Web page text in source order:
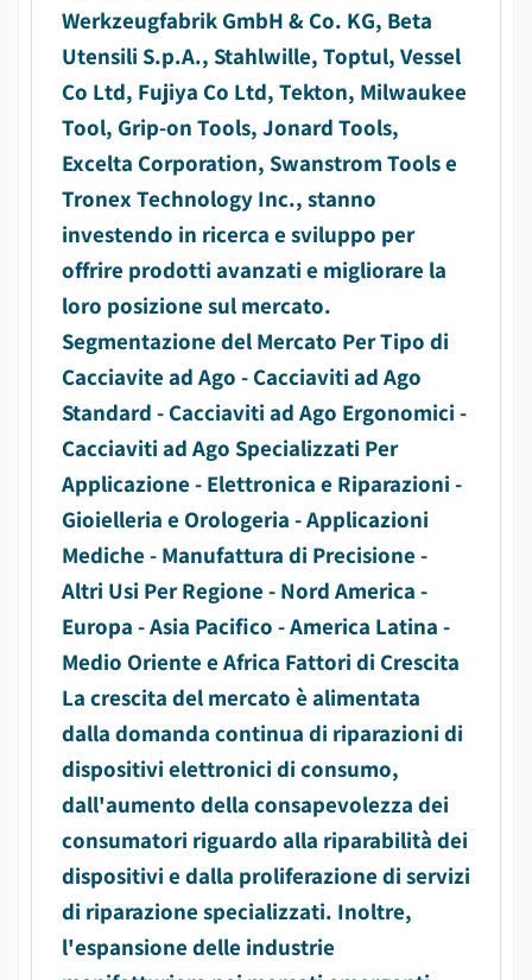
Werkzeugfabrik GmbH & Co. KG, Beta
Utensili S.p.A., Stahlwille, Toptul, Vessel
Co Ltd, Fujiya Co Ltd, Tekton, Milwaukee
Tool, Grip-on Tools, Jonard Tools,
Excelta Corporation, Swanstrom Tools e
Tronex Technology Inc., stanno
investendo in ricerca e sviluppo per
offrire prodotti avanzati e migliorare la
loro posizione sul mercato.
Segmentazione del Mercato Per Tipo di
Cacciavite ad Ago - Cacciaviti ad Ago
Standard - Cacciaviti ad Ago Ergonomici -
Cacciaviti ad Ago Specializzati Per
Applicazione - Elettronica e Riparazioni -
Gioielleria e Orologeria - Applicazioni
Mediche - Manufattura di Precisione -
Altri Usi Per Regione - Nord America -
Europa - Asia Pacifico - America Latina -
Medio Oriente e Africa Fattori di Crescita
La crescita del mercato è alimentata
dalla domanda continua di riparazioni di
dispositivi elettronici di consumo,
dall'aumento della consapevolezza dei
consumatori riguardo alla riparabilità dei
dispositivi e dalla proliferazione di servizi
di riparazione specializzati. Inoltre,
l'espansione delle industrie